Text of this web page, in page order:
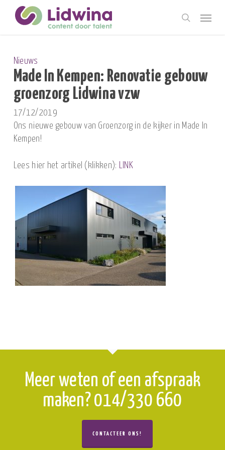
search
Nieuws
Made In Kempen: Renovatie gebouw
groenzorg Lidwina vzw
17/12/2019
Ons nieuwe gebouw van Groenzorg in de kijker in Made In
Kempen!
Lees hier het artikel (klikken): LINK
Meer weten of een afspraak
maken? 014/330 660
CONTACTEER ONS!